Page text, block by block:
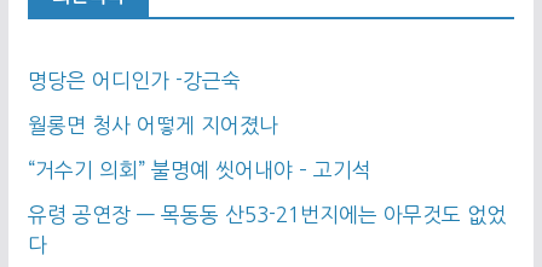
명당은 어디인가 -강근숙
월롱면 청사 어떻게 지어졌나
“거수기 의회” 불명예 씻어내야 – 고기석
유령 공연장 — 목동동 산53-21번지에는 아무것도 없었
다